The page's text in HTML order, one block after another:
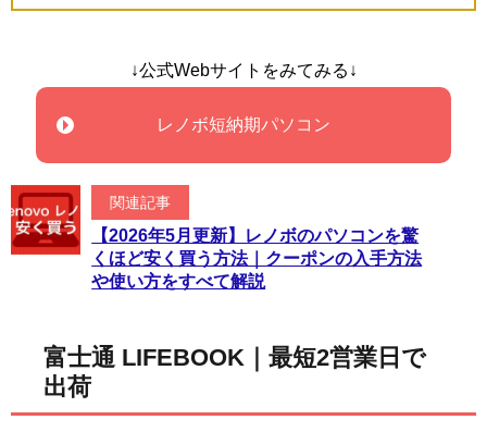
↓公式Webサイトをみてみる↓
レノボ短納期パソコン
関連記事
【2026年5月更新】レノボのパソコンを驚
くほど安く買う方法｜クーポンの入手方法
や使い方をすべて解説
富士通 LIFEBOOK｜最短2営業日で
出荷